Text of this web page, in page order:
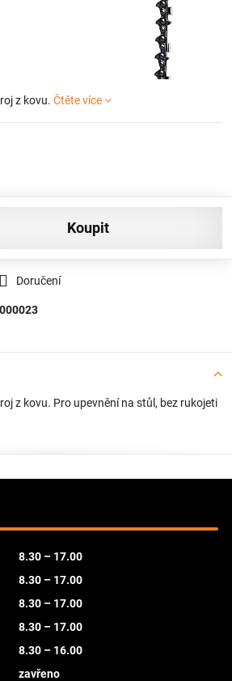
z kovu. Čtěte více
koupit
Doručení
z kovu. Pro upevnění na stůl, bez rukojeti
8.30 – 17.00
8.30 – 17.00
8.30 – 17.00
8.30 – 17.00
8.30 – 16.00
zavřeno